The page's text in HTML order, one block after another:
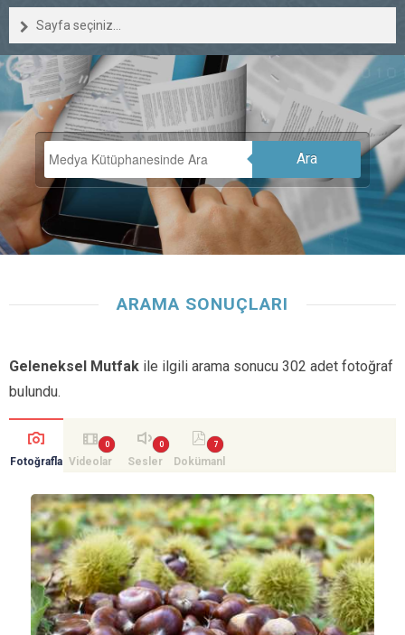
Sayfa seçiniz...
Ara
ARAMA SONUÇLARI
Geleneksel Mutfak ile ilgili arama sonucu 302 adet fotoğraf
bulundu.
Fotoğrafla Videolar Sesler
Dokümanl